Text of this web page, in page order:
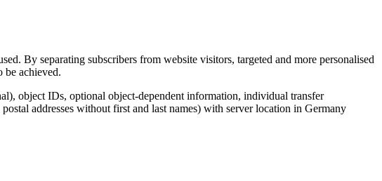
By separating subscribers from website visitors, targeted and more personalised
be achieved.
object IDs, optional object-dependent information, individual transfer
addresses without first and last names) with server location in Germany